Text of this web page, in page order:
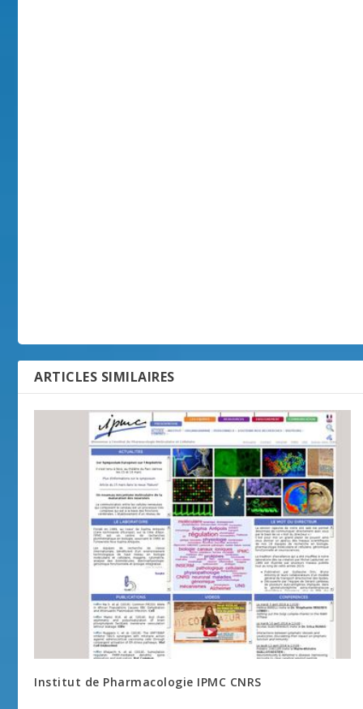
ARTICLES SIMILAIRES
Institut de Pharmacologie IPMC CNRS